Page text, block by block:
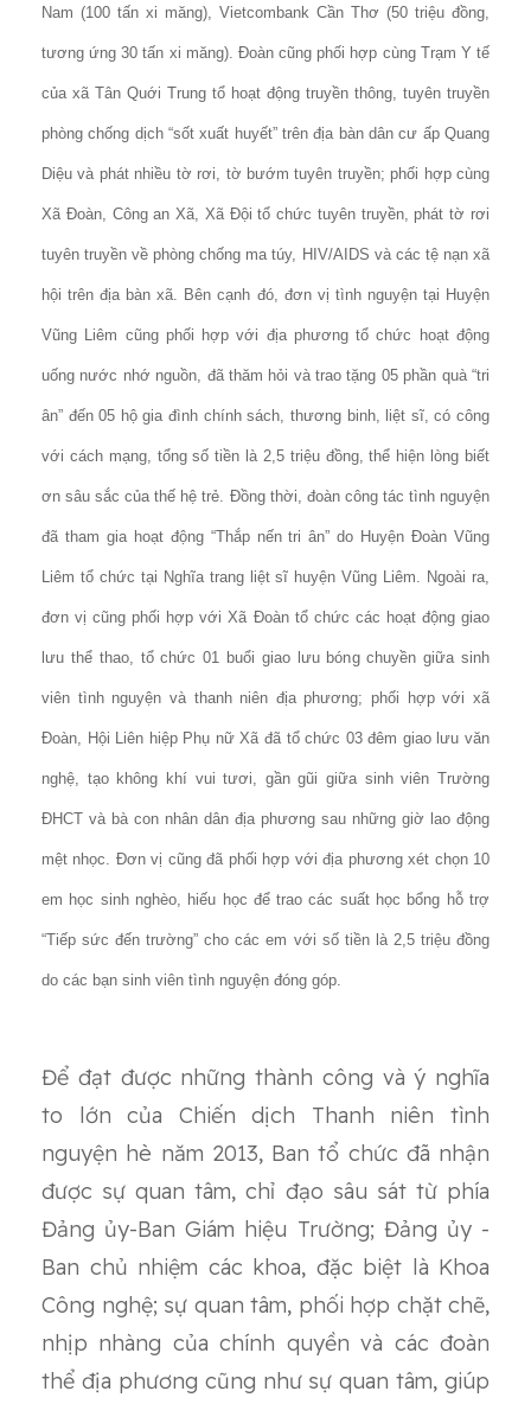
Nam (100 tấn xi măng), Vietcombank Cần Thơ (50 triệu đồng,
tương ứng 30 tấn xi măng). Đoàn cũng phối hợp cùng Trạm Y tế
của xã Tân Quới Trung tổ hoạt động truyền thông, tuyên truyền
phòng chống dịch “sốt xuất huyết” trên địa bàn dân cư ấp Quang
Diệu và phát nhiều tờ rơi, tờ bướm tuyên truyền; phối hợp cùng
Xã Đoàn, Công an Xã, Xã Đội tổ chức tuyên truyền, phát tờ rơi
tuyên truyền về phòng chống ma túy, HIV/AIDS và các tệ nạn xã
hội trên địa bàn xã. Bên cạnh đó, đơn vị tình nguyện tại Huyện
Vũng Liêm cũng phối hợp với địa phương tổ chức hoạt động
uống nước nhớ nguồn, đã thăm hỏi và trao tặng 05 phần quà “tri
ân” đến 05 hộ gia đình chính sách, thương binh, liệt sĩ, có công
với cách mạng, tổng số tiền là 2,5 triệu đồng,thể hiện lòng biết
ơn sâu sắc của thế hệ trẻ. Đồng thời, đoàn công tác tình nguyện
đã tham gia hoạt động “Thắp nến tri ân” do Huyện Đoàn Vũng
Liêm tổ chức tại Nghĩa trang liệt sĩ huyện Vũng Liêm. Ngoài ra,
đơn vị cũng phối hợp với Xã Đoàn tổ chức các hoạt động giao
lưu thể thao, tổ chức 01 buổi giao lưu bóng chuyền giữa sinh
viên tình nguyện và thanh niên địa phương; phối hợp với xã
Đoàn, Hội Liên hiệp Phụ nữ Xã đã tổ chức 03 đêm giao lưu văn
nghệ, tạo không khí vui tươi, gần gũi giữa sinh viên Trường
ĐHCT và bà con nhân dân địa phương sau những giờ lao động
mệt nhọc. Đơn vị cũng đã phối hợp với địa phương xét chọn 10
em học sinh nghèo, hiếu học để trao các suất học bổng hỗ trợ
“Tiếp sức đến trường” cho các em với số tiền là 2,5 triệu đồng
do các bạn sinh viên tình nguyện đóng góp.
Để đạt được những thành công và ý nghĩa
to lớn của Chiến dịch Thanh niên tình
nguyện hè năm 2013, Ban tổ chức đã nhận
được sự quan tâm, chỉ đạo sâu sát từ phía
Đảng ủy-Ban Giám hiệu Trường; Đảng ủy -
Ban chủ nhiệm các khoa, đặc biệt là Khoa
Công nghệ; sự quan tâm, phối hợp chặt chẽ,
nhịp nhàng của chính quyền và các đoàn
thể địa phương cũng như sự quan tâm, giúp